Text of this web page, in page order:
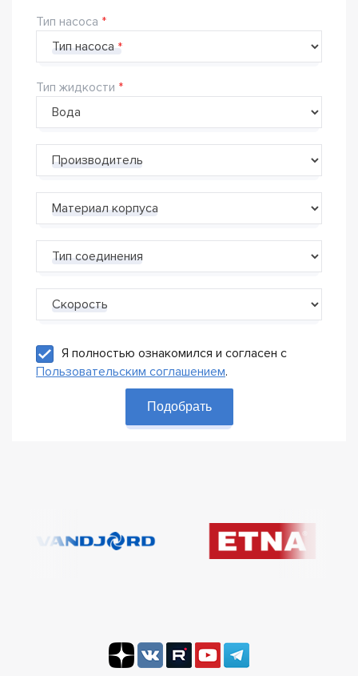
Тип насоса
Тип насоса
Тип жидкости
Производитель
Материал корпуса
Тип соединения
Скорость
Я полностью ознакомился и согласен с
Пользовательским соглашением.
Подобрать